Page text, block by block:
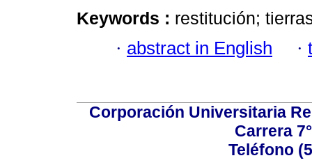
Keywords : restitución;
· abstract in English ·
Corporación Universitaria
Carrera
Teléfono